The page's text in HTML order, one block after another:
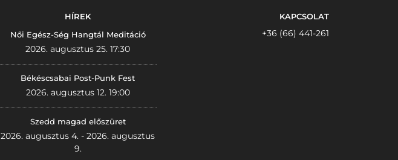
HÍREK
Női Egész-Ség Hangtál Meditáció
2026. augusztus 25. 17:30
Békéscsabai Post-Punk Fest
2026. augusztus 12. 19:00
Szedd magad előszüret
2026. augusztus 4. - 2026. augusztus
9.
KAPCSOLAT
+36 (66) 441-261